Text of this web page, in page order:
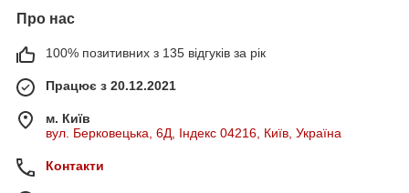
Про нас
100% позитивних з 135 відгуків за рік
Працює з 20.12.2021
м. Київ
вул. Берковецька, 6Д, Індекс 04216, Київ, Україна
Контакти